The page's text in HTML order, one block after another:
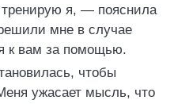
я, — пояснила
мне в случае
к вам за помощью.
чтобы
ужасает мысль, что